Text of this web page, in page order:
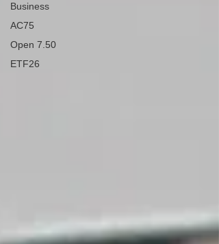
Business
AC75
Open 7.50
ETF26